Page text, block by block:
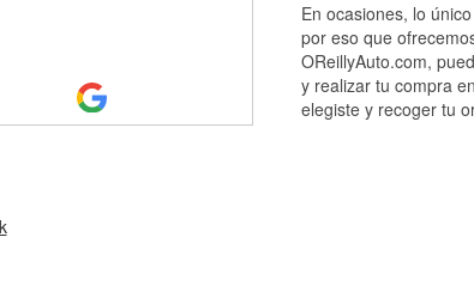
En ocasiones, lo
por eso que
OReillyAuto.com,
y realizar tu compra
elegiste y recoger tu